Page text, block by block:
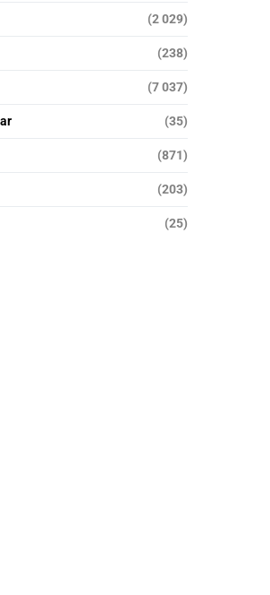
(2 029)
(238)
(7 037)
(35)
(871)
(203)
(25)